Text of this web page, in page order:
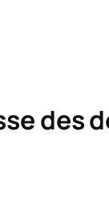
des